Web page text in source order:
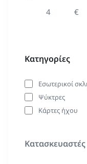
€
Κατηγορίες
Εσωτερικοί
Ψύκτρες
Κάρτες ήχου
Κατασκευαστές